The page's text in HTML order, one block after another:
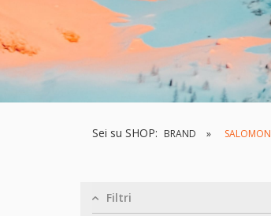
Sei su SHOP: BRAND SALOMON
Filtri